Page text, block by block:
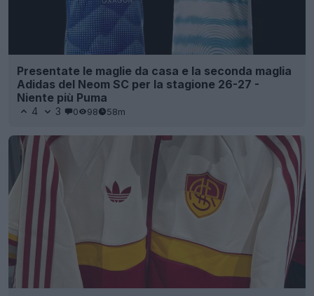
Presentate le maglie da casa e la seconda maglia
Adidas del Neom SC per la stagione 26-27 -
Niente più Puma
4 3 0 98 58m